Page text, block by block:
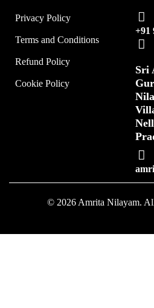
Privacy Policy
Terms and Conditions
Refund Policy
Cookie Policy
+91
Sri
© 2026 Amrita Nilayam.